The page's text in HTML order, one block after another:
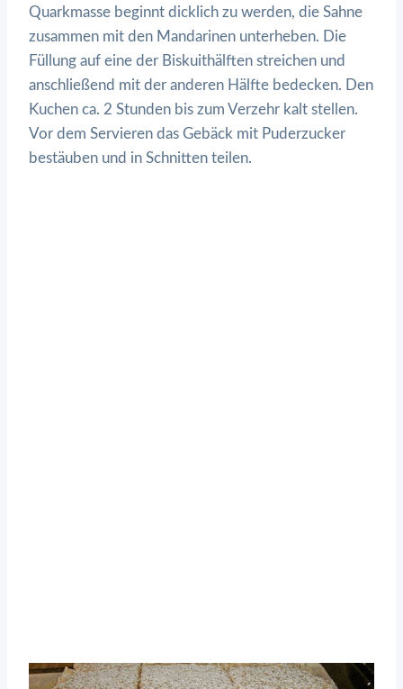
Quarkmasse beginnt dicklich zu werden, die Sahne
zusammen mit den Mandarinen unterheben. Die
Füllung auf eine der Biskuithälften streichen und
anschließend mit der anderen Hälfte bedecken. Den
Kuchen ca. 2 Stunden bis zum Verzehr kalt stellen.
Vor dem Servieren das Gebäck mit Puderzucker
bestäuben und in Schnitten teilen.